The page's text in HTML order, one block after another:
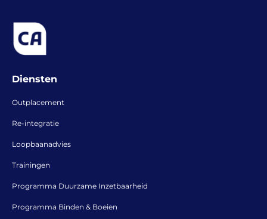
Diensten
Outplacement
Re-integratie
Loopbaanadvies
Trainingen
Programma Duurzame Inzetbaarheid
Programma Binden & Boeien